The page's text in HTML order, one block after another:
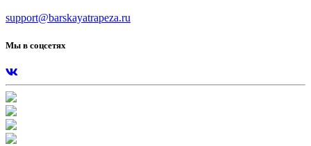
support@barskayatrapeza.ru
Мы в соцсетях